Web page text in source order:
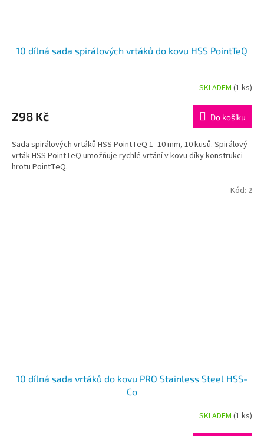
10 dílná sada spirálových vrtáků do kovu HSS PointTeQ
SKLADEM (1 ks)
298 Kč Do košíku
Sada spirálových vrtáků HSS PointTeQ 1–10 mm, 10 kusů. Spirálový
vrták HSS PointTeQ umožňuje rychlé vrtání v kovu díky konstrukci
hrotu PointTeQ.
10 dílná sada vrtáků do kovu PRO Stainless Steel HSS-
Co
SKLADEM (1 ks)
Kód: 2